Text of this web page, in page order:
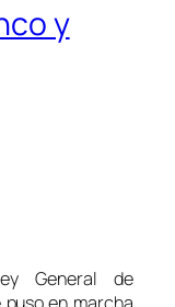
y
General de
en marcha